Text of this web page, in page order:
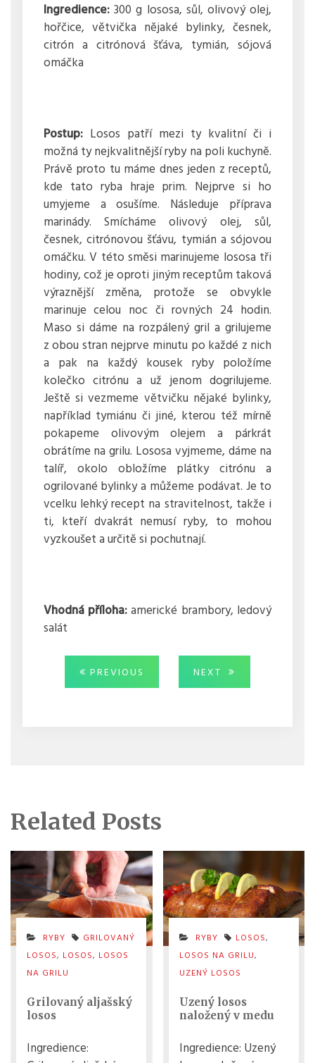
Ingredience: 300 g lososa, sůl, olivový olej,
hořčice, větvička nějaké bylinky, česnek,
citrón a citrónová šťáva, tymián, sójová
omáčka
Postup:Losos patří mezi ty kvalitní či i
možná ty nejkvalitnější ryby na poli kuchyně.
Právě proto tu máme dnes jeden z receptů,
kde tato ryba hraje prim. Nejprve si ho
umyjeme a osušíme. Následuje příprava
marinády. Smícháme olivový olej, sůl,
česnek, citrónovou šťávu, tymián a sójovou
omáčku. V této směsi marinujeme lososa tři
hodiny, což je oproti jiným receptům taková
výraznější změna, protože se obvykle
marinuje celou noc či rovných 24 hodin.
Maso si dáme na rozpálený gril a grilujeme
z obou stran nejprve minutu po každé z nich
a pak na každý kousek ryby položíme
kolečko citrónu a už jenom dogrilujeme.
Ještě si vezmeme větvičku nějaké bylinky,
například tymiánu či jiné, kterou též mírně
pokapeme olivovým olejem a párkrát
obrátíme na grilu. Lososa vyjmeme, dáme na
talíř, okolo obložíme plátky citrónu a
ogrilované bylinky a můžeme podávat. Je to
vcelku lehký recept na stravitelnost, takže i
ti, kteří dvakrát nemusí ryby, to mohou
vyzkoušet a určitě si pochutnají.
Vhodná příloha:americké brambory, ledový
salát
Navigace
pro
PREVIOUS PREVIOUS
POST:
NEXT NEXT
POST:
Related Posts
RYBY
GRILOVANÝ
LOSOS, LOSOS, LOSOS
NA GRILU
Grilovaný aljašský
losos
Ingredience:
RYBY LOSOS,
LOSOS NA GRILU,
UZENÝ LOSOS
Uzený losos
naložený v medu
Ingredience: Uzený